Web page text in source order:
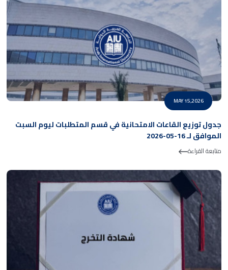
MAY 15,2026
جدول توزيع القاعات الامتحانية في قسم المتطلبات ليوم السبت
الموافق لـ 16-05-2026
متابعة القراءة